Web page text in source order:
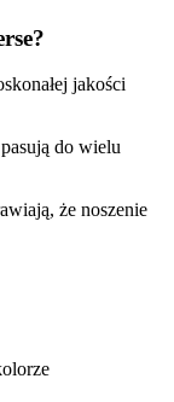
jakości
do wielu
że noszenie